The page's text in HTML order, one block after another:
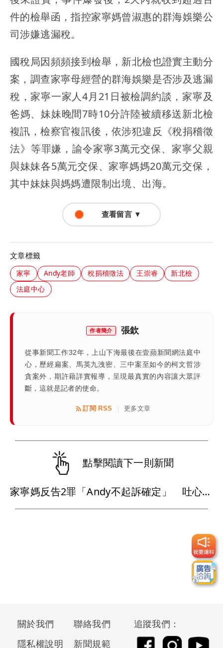
件的檢舉函，指控家寧媽曾淑惠的群海娛樂公
司涉嫌逃漏稅。
國稅局因頻頻接到檢舉，新北檢也證實主動分
案，調查家寧母經營的群海娛樂是否涉及逃漏
稅，家寧一家人4月21日被檢調約談，家寧及
爸媽、妹妹晚間7時10分許陸被續移送新北檢
複訊，檢察官複訊後，依涉犯違反《稅捐稽徵
法》等罪嫌，諭令家寧3萬元交保、家寧父親
與妹妹各5萬元交保、家寧媽媽20萬元交保，
其中妹妹與媽媽遭限制出境、出海。
查看留言 ▼
文章標籤
家寧 Andy老師 稅捐稽徵法 王崇睿
新北檢
法庭中心
作者簡介 張欽
從事新聞工作32年，上山下海最後在壹蘋新聞網法庭中
心，歷經扁案、馬英九洩密、三中案至如今的柯文哲涉
貪案外，期許藉詳實報導，呈現最真實的內容讓大眾評
斷，這就是記者的使命。
訂閱 RSS | 更多文章
點擊閱讀下一則新聞
家寧媽反告2罪「Andy不起訴確定」 吐心聲：真實的力量總將發光
關於我們
聯絡我們
隱私權說明
新聞規範
追蹤我們：